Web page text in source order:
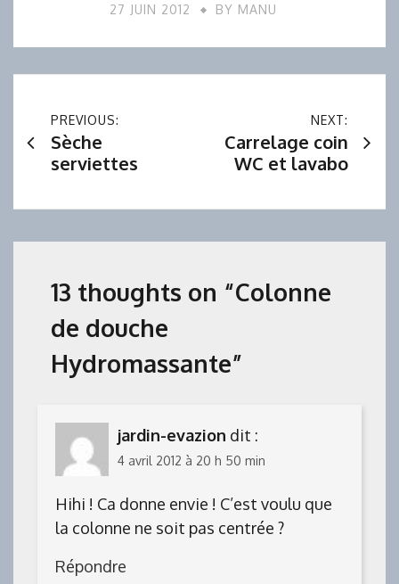
27 JUIN 2012 BY MANU
Navigation
de
PREVIOUS:
Sèche
serviettes
NEXT:
Carrelage coin
WC et lavabo
13 thoughts on “Colonne
de douche
Hydromassante”
jardin-evazion dit :
4 avril 2012 à 20 h 50 min
Hihi ! Ca donne envie ! C’est voulu que
la colonne ne soit pas centrée ?
Répondre